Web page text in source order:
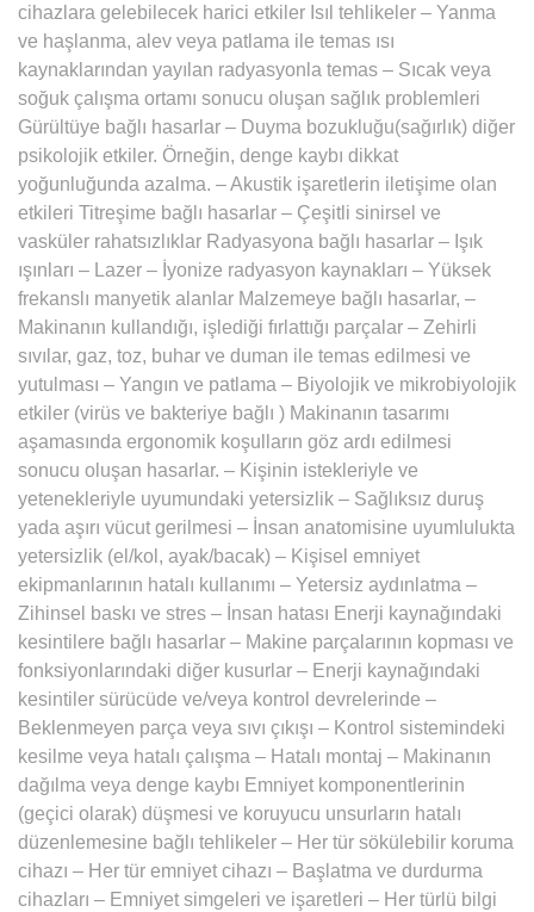
cihazlara gelebilecek harici etkiler Isıl tehlikeler – Yanma
ve haşlanma, alev veya patlama ile temas ısı
kaynaklarından yayılan radyasyonla temas – Sıcak veya
soğuk çalışma ortamı sonucu oluşan sağlık problemleri
Gürültüye bağlı hasarlar – Duyma bozukluğu(sağırlık) diğer
psikolojik etkiler. Örneğin, denge kaybı dikkat
yoğunluğunda azalma. – Akustik işaretlerin iletişime olan
etkileri Titreşime bağlı hasarlar – Çeşitli sinirsel ve
vasküler rahatsızlıklar Radyasyona bağlı hasarlar – Işık
ışınları – Lazer – İyonize radyasyon kaynakları – Yüksek
frekanslı manyetik alanlar Malzemeye bağlı hasarlar, –
Makinanın kullandığı, işlediği fırlattığı parçalar – Zehirli
sıvılar, gaz, toz, buhar ve duman ile temas edilmesi ve
yutulması – Yangın ve patlama – Biyolojik ve mikrobiyolojik
etkiler (virüs ve bakteriye bağlı ) Makinanın tasarımı
aşamasında ergonomik koşulların göz ardı edilmesi
sonucu oluşan hasarlar. – Kişinin istekleriyle ve
yetenekleriyle uyumundaki yetersizlik – Sağlıksız duruş
yada aşırı vücut gerilmesi – İnsan anatomisine uyumlulukta
yetersizlik (el/kol, ayak/bacak) – Kişisel emniyet
ekipmanlarının hatalı kullanımı – Yetersiz aydınlatma –
Zihinsel baskı ve stres – İnsan hatası Enerji kaynağındaki
kesintilere bağlı hasarlar – Makine parçalarının kopması ve
fonksiyonlarındaki diğer kusurlar – Enerji kaynağındaki
kesintiler sürücüde ve/veya kontrol devrelerinde –
Beklenmeyen parça veya sıvı çıkışı – Kontrol sistemindeki
kesilme veya hatalı çalışma – Hatalı montaj – Makinanın
dağılma veya denge kaybı Emniyet komponentlerinin
(geçici olarak) düşmesi ve koruyucu unsurların hatalı
düzenlemesine bağlı tehlikeler – Her tür sökülebilir koruma
cihazı – Her tür emniyet cihazı – Başlatma ve durdurma
cihazları – Emniyet simgeleri ve işaretleri – Her türlü bilgi